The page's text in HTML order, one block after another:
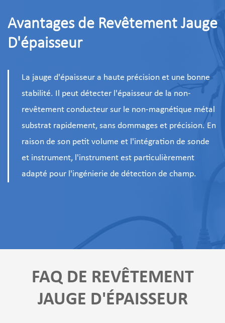
Avantages de Revêtement Jauge
D'épaisseur
La jauge d'épaisseur a haute précision et une bonne
stabilité. Il peut détecter l'épaisseur de la non-
revêtement conducteur sur le non-magnétique métal
substrat rapidement, sans dommages et précision. En
raison de son petit volume et l'intégration de sonde
et instrument, l'instrument est particulièrement
adapté pour l'ingénierie de détection de champ.
FAQ DE REVÊTEMENT
JAUGE D'ÉPAISSEUR